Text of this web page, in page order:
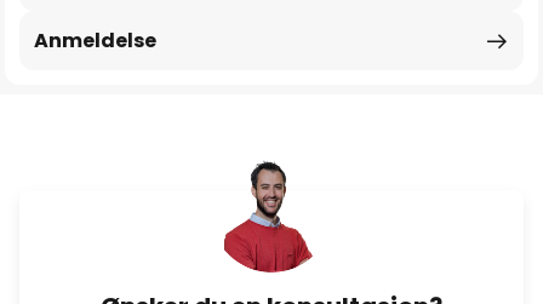
Anmeldelse